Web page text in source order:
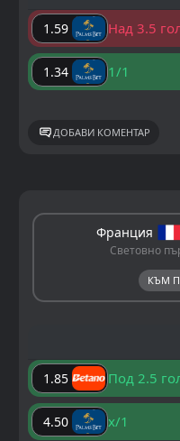
1.59 Над 3.5
1.34 1/1
ДОБАВИ КОМЕНТАР
Франция
Световно
КЪМ
1.85 Под 2.5
4.50 x/1